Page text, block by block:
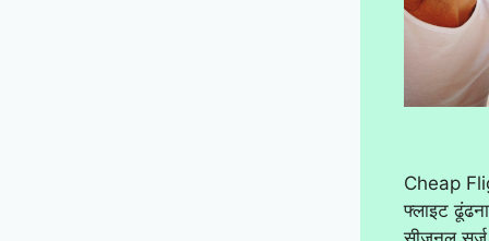
Cheap
फ्लाइट